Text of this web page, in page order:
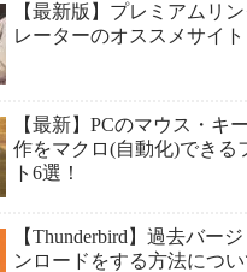
【最新版】プレミアムリ
レーターのオススメサイト
【最新】PCのマウス・キ
作をマクロ(自動化)できる
ト6選！
【Thunderbird】過去バー
ンロードをする方法につい